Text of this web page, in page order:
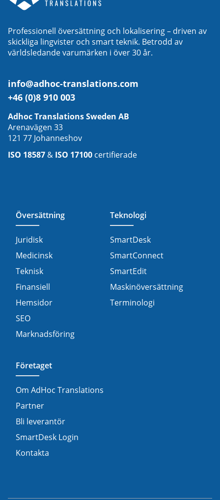
Professionell översättning och lokalisering – driven av
skickliga lingvister och smart teknik. Betrodd av
världsledande varumärken i över 30 år.
info@adhoc-translations.com
+46 (0)8 910 003
Adhoc Translations Sweden AB
Arenavägen 33
121 77 Johanneshov
ISO 18587 & ISO 17100 certifierade
Översättning
Juridisk
Medicinsk
Teknisk
Finansiell
Hemsidor
SEO
Marknadsföring
Teknologi
SmartDesk
SmartConnect
SmartEdit
Maskinöversättning
Terminologi
Företaget
Om AdHoc Translations
Partner
Bli leverantör
SmartDesk Login
Kontakta